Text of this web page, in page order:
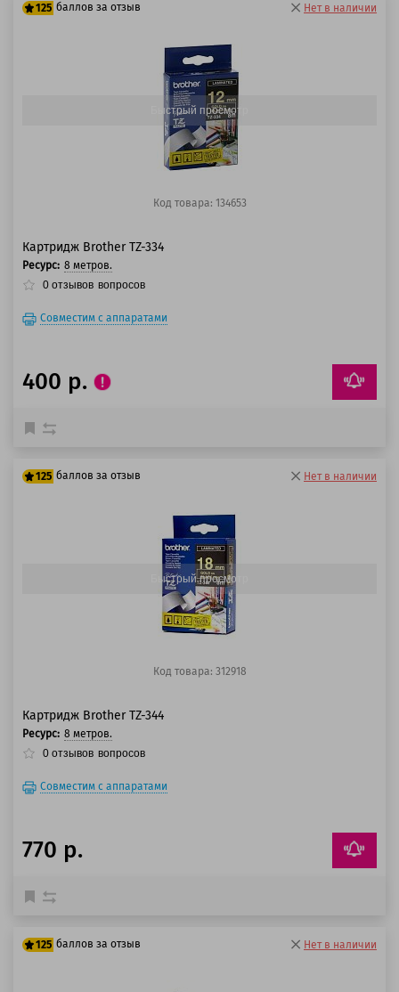
125 баллов за отзыв Нет в наличии
Быстрый просмотр
Код товара: 134653
Картридж Brother TZ-334
Ресурс: 8 метров.
0 отзывов вопросов
Совместим с аппаратами
400 р.
125 баллов за отзыв Нет в наличии
Быстрый просмотр
Код товара: 312918
Картридж Brother TZ-344
Ресурс: 8 метров.
0 отзывов вопросов
Совместим с аппаратами
770 р.
125 баллов за отзыв Нет в наличии